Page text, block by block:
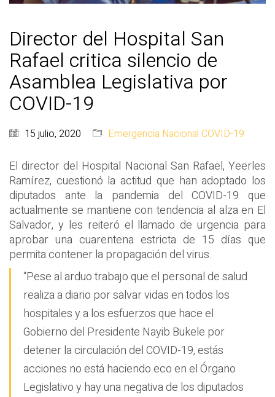
Director del Hospital San
Rafael critica silencio de
Asamblea Legislativa por
COVID-19
15 julio, 2020 Emergencia Nacional COVID-19
El director del Hospital Nacional San Rafael, Yeerles
Ramírez, cuestionó la actitud que han adoptado los
diputados ante la pandemia del COVID-19 que
actualmente se mantiene con tendencia al alza en El
Salvador, y les reiteró el llamado de urgencia para
aprobar una cuarentena estricta de 15 días que
permita contener la propagación del virus.
“Pese al arduo trabajo que el personal de salud
realiza a diario por salvar vidas en todos los
hospitales y a los esfuerzos que hace el
Gobierno del Presidente Nayib Bukele por
detener la circulación del COVID-19, estás
acciones no está haciendo eco en el Órgano
Legislativo y hay una negativa de los diputados